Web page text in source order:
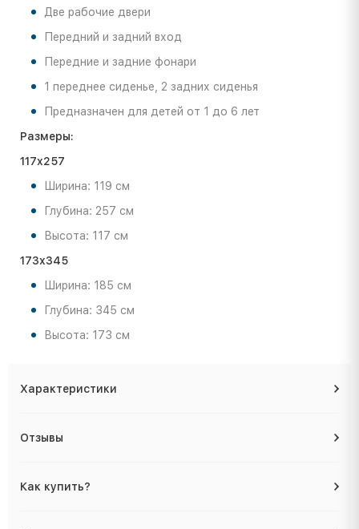
Две рабочие двери
Передний и задний вход
Передние и задние фонари
1 переднее сиденье, 2 задних сиденья
Предназначен для детей от 1 до 6 лет
Размеры:
117x257
Ширина: 119 см
Глубина: 257 см
Высота: 117 см
173x345
Ширина: 185 см
Глубина: 345 см
Высота: 173 см
Характеристики
Отзывы
Как купить?